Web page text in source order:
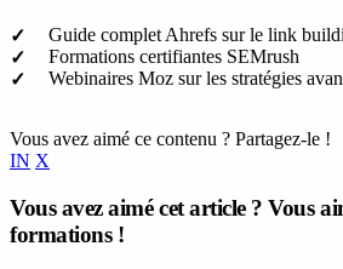
Guide complet Ahrefs sur le link
Formations certifiantes SEMrush
Webinaires Moz sur les stratégies
Vous avez aimé ce contenu ? Partagez-le !
IN X
Vous avez aimé cet article ? Vous
formations !